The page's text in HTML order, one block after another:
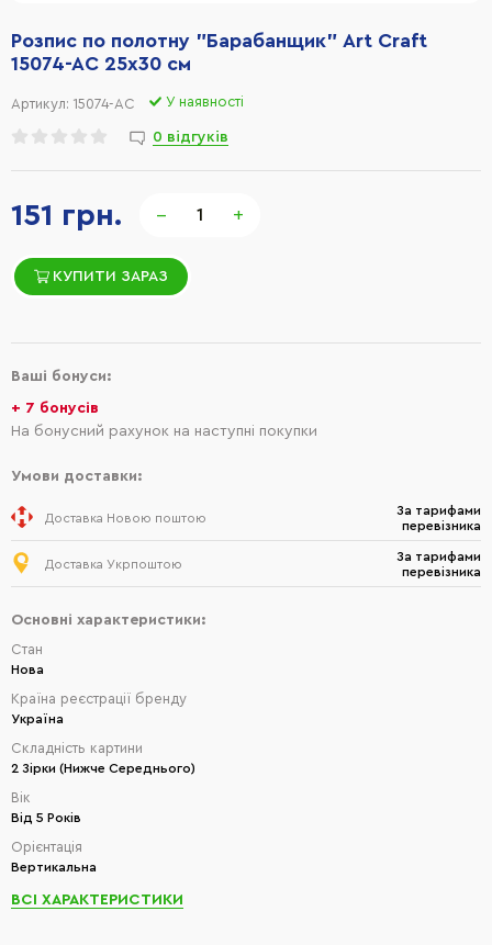
151 грн. − +
КУПИТИ ЗАРАЗ
Розпис по полотну "Барабанщик" Art Craft
15074-AC 25х30 см
Артикул: 15074-AC У наявності
0 відгуків
Ваші бонуси:
+ 7 бонусів
На бонусний рахунок на наступні покупки
Умови доставки:
Доставка Новою поштою
За тарифами
перевізника
Доставка Укрпоштою
За тарифами
перевізника
Основні характеристики:
Стан
Нова
Країна реєстрації бренду
Україна
Складність картини
2 Зірки (Нижче Середнього)
Вік
Від 5 Років
Орієнтація
Вертикальна
ВСІ ХАРАКТЕРИСТИКИ